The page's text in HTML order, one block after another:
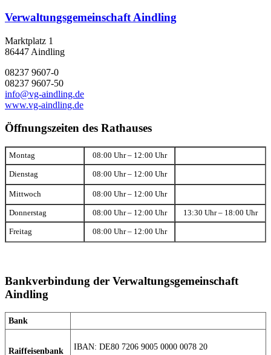
Verwaltungsgemeinschaft Aindling
Marktplatz 1
86447 Aindling
08237 9607-0
08237 9607-50
info@vg-aindling.de
www.vg-aindling.de
Öffnungszeiten des Rathauses
Montag 08:00 Uhr – 12:00 Uhr
Dienstag 08:00 Uhr – 12:00 Uhr
Mittwoch 08:00 Uhr – 12:00 Uhr
Donnerstag 08:00 Uhr – 12:00 Uhr 13:30 Uhr – 18:00 Uhr
Freitag 08:00 Uhr – 12:00 Uhr
Bankverbindung der Verwaltungsgemeinschaft
Aindling
Bank
Raiffeisenbank IBAN: DE80 7206 9005 0000 0078 20